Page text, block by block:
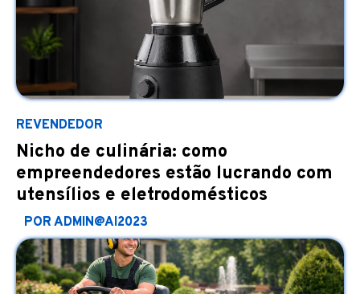
REVENDEDOR
Nicho de culinária: como
empreendedores estão lucrando com
utensílios e eletrodomésticos
POR ADMIN@AI2023